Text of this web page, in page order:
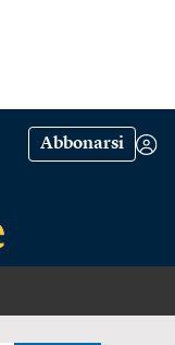
Abbonarsi